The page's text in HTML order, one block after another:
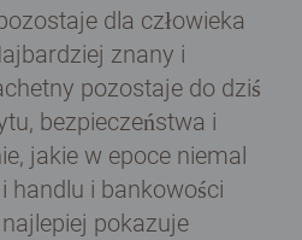
dla człowieka
znany i
pozostaje do dziś
bezpieczeństwa i
jakie w epoce niemal
handlu i bankowości
pokazuje